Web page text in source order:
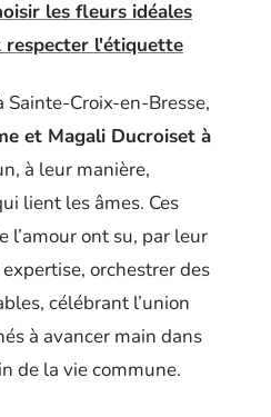
les fleurs idéales
respecter l'étiquette
Sainte-Croix-en-Bresse,
et Magali Ducroiset à
à leur manière,
lient les âmes. Ces
l’amour ont su, par leur
orchestrer des
célébrant l’union
à avancer main dans
de la vie commune.